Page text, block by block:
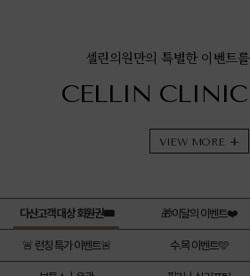
셀린의원만의 특별한 이벤트
CELLIN CLINIC
VIEW MORE +
다산고객 대상 회원권🎟️ 🎁이달의 이벤트❤️
🚨 런칭 특가 이벤트🚨 수.목 이벤트🩵